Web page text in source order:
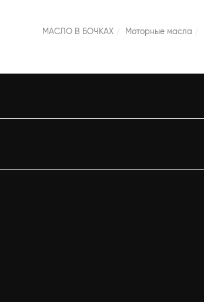
МАСЛО В БОЧКАХ Моторные масла